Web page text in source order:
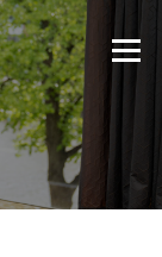
Valikko